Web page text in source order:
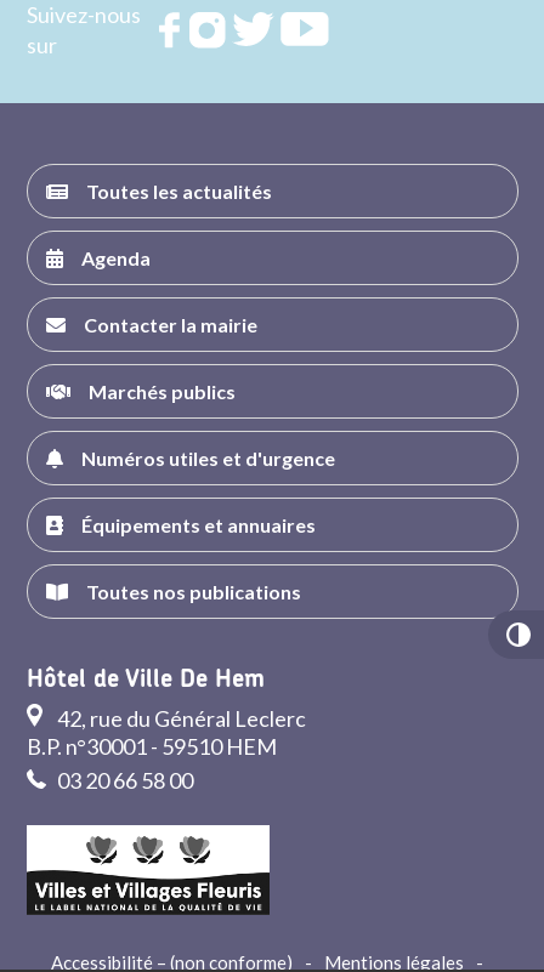
Suivez-nous
sur
RejoignezRejoignezRejoignez
Toutes les actualités
Agenda
Contacter la mairie
Marchés publics
Numéros utiles et d'urgence
Équipements et annuaires
Toutes nos publications
Hôtel de Ville De Hem
42, rue du Général Leclerc
B.P. n°30001 - 59510 HEM
03 20 66 58 00
Accessibilité – (non conforme) - Mentions légales -